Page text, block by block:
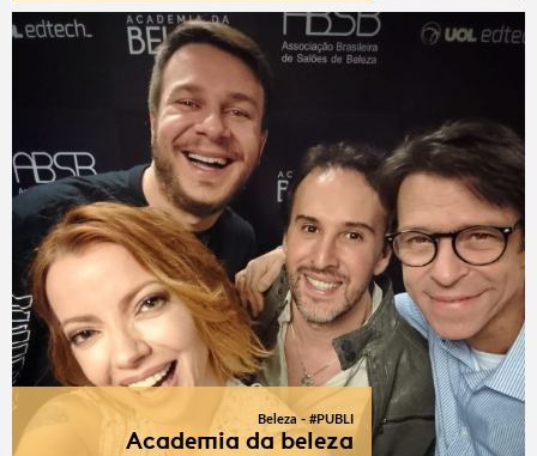
Beleza - #PUBLI
Academia da beleza